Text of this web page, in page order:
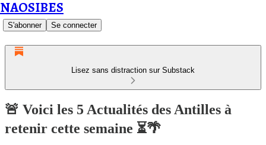
NAOSIBES
S'abonner Se connecter
Lisez sans distraction sur Substack
🚨 Voici les 5 Actualités des Antilles à
retenir cette semaine ⏳🌴